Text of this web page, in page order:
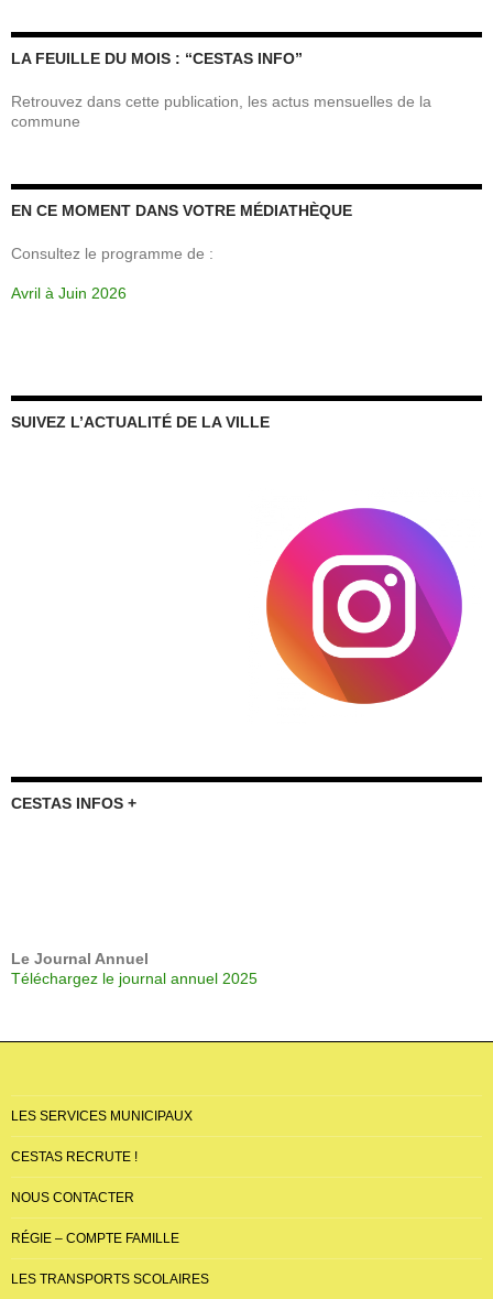
LA FEUILLE DU MOIS : “CESTAS INFO”
Retrouvez dans cette publication, les actus mensuelles de la
commune
EN CE MOMENT DANS VOTRE MÉDIATHÈQUE
Consultez le programme de :
Avril à Juin 2026
SUIVEZ L’ACTUALITÉ DE LA VILLE
CESTAS INFOS +
Le Journal Annuel
Téléchargez le journal annuel 2025
LES SERVICES MUNICIPAUX
CESTAS RECRUTE !
NOUS CONTACTER
RÉGIE – COMPTE FAMILLE
LES TRANSPORTS SCOLAIRES